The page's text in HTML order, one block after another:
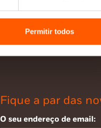
Permitir todos
Fique a par das
O seu endereço de email: